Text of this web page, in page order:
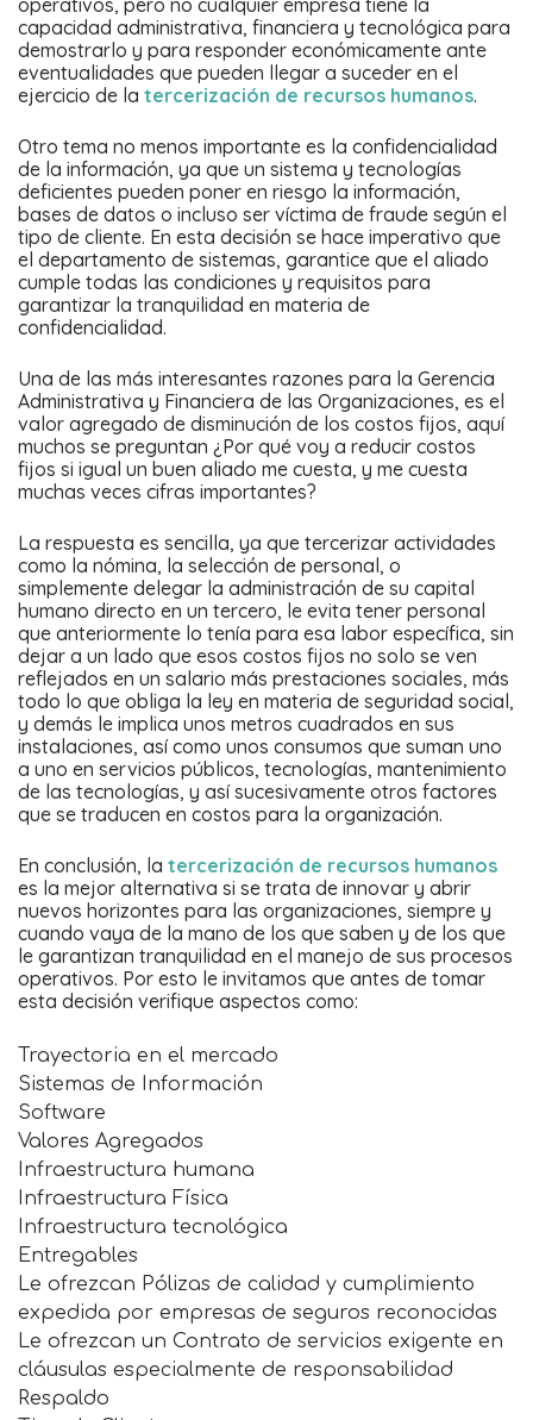
capacidad administrativa, financiera y tecnológica para
demostrarlo y para responder económicamente ante
eventualidades que pueden llegar a suceder en el
ejercicio de la tercerización de recursos humanos.
Otro tema no menos importante es la confidencialidad
de la información, ya que un sistema y tecnologías
deficientes pueden poner en riesgo la información,
bases de datos o incluso ser víctima de fraude según el
tipo de cliente. En esta decisión se hace imperativo que
el departamento de sistemas, garantice que el aliado
cumple todas las condiciones y requisitos para
garantizar la tranquilidad en materia de
confidencialidad.
Una de las más interesantes razones para la Gerencia
Administrativa y Financiera de las Organizaciones, es el
valor agregado de disminución de los costos fijos, aquí
muchos se preguntan ¿Por qué voy a reducir costos
fijos si igual un buen aliado me cuesta, y me cuesta
muchas veces cifras importantes?
La respuesta es sencilla, ya que tercerizar actividades
como la nómina, la selección de personal, o
simplemente delegar la administración de su capital
humano directo en un tercero, le evita tener personal
que anteriormente lo tenía para esa labor específica, sin
dejar a un lado que esos costos fijos no solo se ven
reflejados en un salario más prestaciones sociales, más
todo lo que obliga la ley en materia de seguridad social,
y demás le implica unos metros cuadrados en sus
instalaciones, así como unos consumos que suman uno
a uno en servicios públicos, tecnologías, mantenimiento
de las tecnologías, y así sucesivamente otros factores
que se traducen en costos para la organización.
En conclusión, la tercerización de recursos humanos
es la mejor alternativa si se trata de innovar y abrir
nuevos horizontes para las organizaciones, siempre y
cuando vaya de la mano de los que saben y de los que
le garantizan tranquilidad en el manejo de sus procesos
operativos. Por esto le invitamos que antes de tomar
esta decisión verifique aspectos como:
Trayectoria en el mercado
Sistemas de Información
Software
Valores Agregados
Infraestructura humana
Infraestructura Física
Infraestructura tecnológica
Entregables
Le ofrezcan Pólizas de calidad y cumplimiento
expedida por empresas de seguros reconocidas
Le ofrezcan un Contrato de servicios exigente en
cláusulas especialmente de responsabilidad
Respaldo